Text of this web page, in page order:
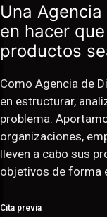
Una
en hacer
productos
Como Agencia de
en estructurar,
problema.
organizaciones,
lleven a cabo sus
objetivos de forma
Cita previa